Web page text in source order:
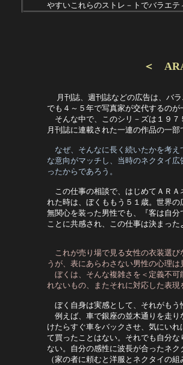
やすいこれらのストレ－トでバラエ
＜
月刊誌、週刊誌などの広告は、バ
でも４～５年で写真家が交代するのが
そんな中で、このシリ－ズは１９７
月刊誌に連載された一連の作品の一
なぜ、そんなに長く続いたかを考え
な意向がマッチし、当時のネクタイ
ったからであろう。
この仕事の相談で、はじめてＡＲＡ
れた時は、ぼくももう５１歳。世界
無関心を装った男性でも、『客は自
ことに共感され、この
これが売り場で見る女性の衣装選
うが、表にあらわさない男性の心
ぼくは、そんな複雑さを＜定義不可
れないもの、またそれに対応した表
ぼく自身は実感として、それ
例えば、車で銀座の並木通りを走り
けたらすぐ車をバックさせ、気にい
て買ったことはない。それでも自分
ない。自分の感性に波長が合った
（家の者に頼むと洋服とネクタイの